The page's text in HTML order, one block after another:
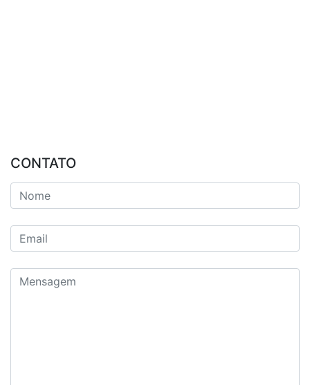
CONTATO